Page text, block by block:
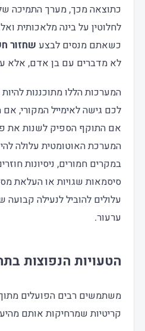
כתוצאה מכך, מערך התמיכה
לחלוטין על בינה מלאכותית
כשאתם מנסים לבצע שחזור
לא מדברים עם בן אדם, אלא
המערכות הללו מתוכננות
לכם גישה לאימייל המקורי,
אם התוקף הספיק לשנות את
המערכת האוטומטית עלולה
במקרים חמורים, ניסיונות
סיסמאות שגויות או העלאת
עלולים להוביל לנעילה
ערעור.
הטעויות הנפוצות
משתמשים רבים הפועלים
קריטיות שמרחיקות אותם